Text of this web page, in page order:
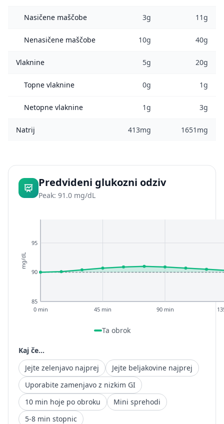
Nasičene maščobe 3g 11g
Nenasičene maščobe 10g 40g
Vlaknine 5g 20g
Topne vlaknine 0g 1g
Netopne vlaknine 1g 3g
Natrij 413mg 1651mg
Predvideni glukozni odziv
Peak: 91.0 mg/dL
85
90
95
0 min 45 min 90 min
mg/dL
Ta obrok
Kaj če...
Jejte zelenjavo najprej
Jejte beljakovine najprej
Uporabite zamenjavo z nizkim GI
10 min hoje po obroku
Mini sprehodi
5-8 min stopnic